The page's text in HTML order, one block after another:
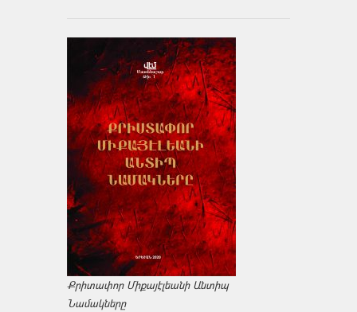
Քրիտափոր Միքայէլեանի Անտիպ
Նամակները